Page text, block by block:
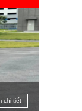
chi tiết